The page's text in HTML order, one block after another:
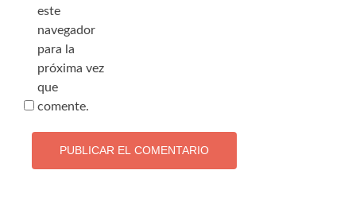
este
navegador
para la
próxima vez
que
comente.